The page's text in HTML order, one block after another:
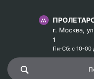
г. Москва,
1
Пн-Сб: с 10-00